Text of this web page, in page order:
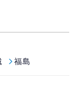
福島